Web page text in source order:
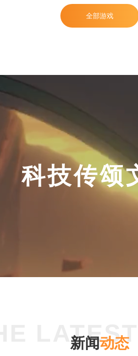
全部游戏
科技传颂
新闻动态